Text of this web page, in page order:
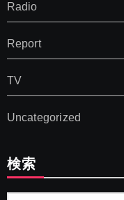
Radio
Report
TV
Uncategorized
検索